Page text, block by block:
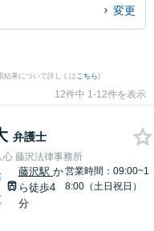
です。
変更
結果について詳しくはこちら)
12件中 1-12件を表示
弁護士
心 藤沢法律事務所
藤沢駅 か
ら徒歩4
分
営業時間：09:00~1
8:00（土日祝日）